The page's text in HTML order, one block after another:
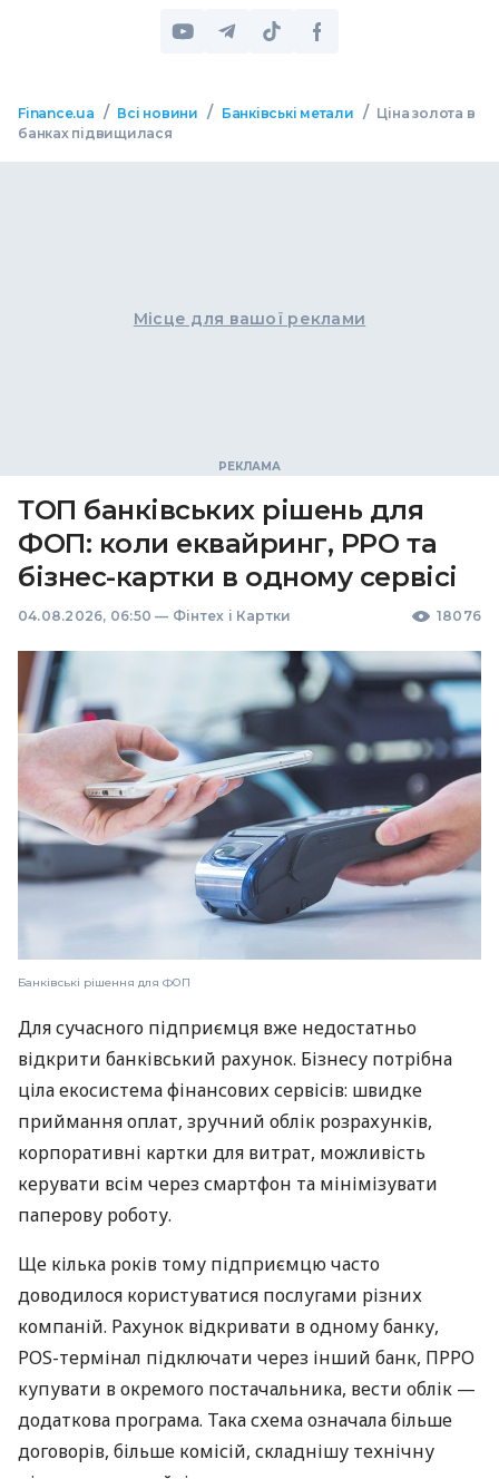
Finance.ua / Всі новини / Банківські метали / Ціна золота в
банках підвищилася
Місце для вашої реклами
ТОП банківських рішень для
ФОП: коли еквайринг, РРО та
бізнес-картки в одному сервісі
04.08.2026, 06:50 — Фінтех і Картки 18076
Банківські рішення для ФОП
Для сучасного підприємця вже недостатньо
відкрити банківський рахунок. Бізнесу потрібна
ціла екосистема фінансових сервісів: швидке
приймання оплат, зручний облік розрахунків,
корпоративні картки для витрат, можливість
керувати всім через смартфон та мінімізувати
паперову роботу.
Ще кілька років тому підприємцю часто
доводилося користуватися послугами різних
компаній. Рахунок відкривати в одному банку,
POS-термінал підключати через інший банк, ПРРО
купувати в окремого постачальника, вести облік —
додаткова програма. Така схема означала більше
договорів, більше комісій, складнішу технічну